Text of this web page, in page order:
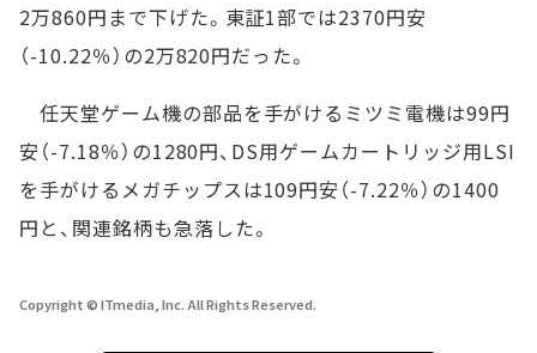
2万860円まで下げた。東証1部では2370円安
（-10.22％）の2万820円だった。
任天堂ゲーム機の部品を手がけるミツミ電機は99円
安（-7.18％）の1280円、DS用ゲームカートリッジ用LSI
を手がけるメガチップスは109円安（-7.22％）の1400
円と、関連銘柄も急落した。
Copyright © ITmedia, Inc. All Rights Reserved.